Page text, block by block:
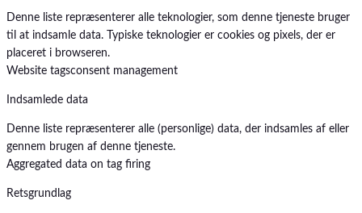
Denne liste repræsenterer alle teknologier, som denne tjeneste bruger
til at indsamle data. Typiske teknologier er cookies og pixels, der er
placeret i browseren.
Website tagsconsent management
Indsamlede data
Denne liste repræsenterer alle (personlige) data, der indsamles af eller
gennem brugen af denne tjeneste.
Aggregated data on tag firing
Retsgrundlag